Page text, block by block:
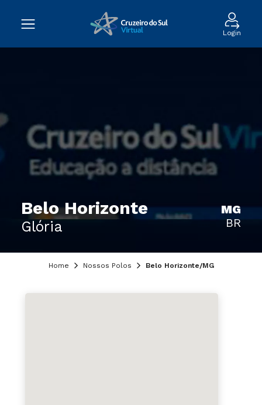
Login
Belo Horizonte
Glória
MG
BR
Home Nossos Polos Belo Horizonte/MG